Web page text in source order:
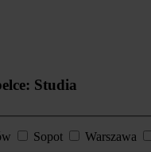
Studia
Sopot Warszawa